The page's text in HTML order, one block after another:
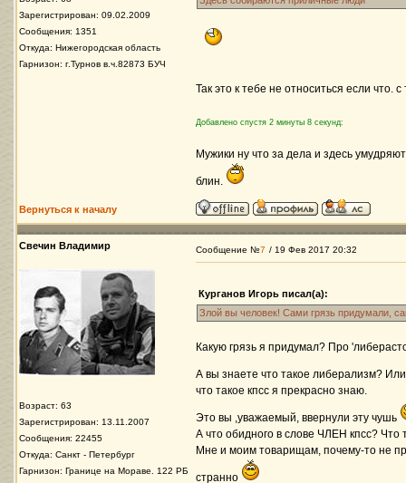
Зарегистрирован: 09.02.2009
Сообщения: 1351
Откуда: Нижегородская область
Гарнизон: г.Турнов в.ч.82873 БУЧ
Так это к тебе не относиться если что.
Добавлено спустя 2 минуты 8 секунд:
Мужики ну что за дела и здесь
блин.
Вернуться к началу
Свечин Владимир
Возраст: 63
Зарегистрирован: 13.11.2007
Сообщения: 22455
Откуда: Санкт - Петербург
Гарнизон: Границе на Мораве. 122 РБ
Сообщение №7 / 19 Фев 2017 20:32
Курганов Игорь писал(а):
Злой вы человек! Сами грязь придумали,
Какую грязь я придумал? Про
А вы знаете что такое либерализм?
что такое кпсс я прекрасно знаю.
Это вы ,уважаемый, ввернули эту чушь
А что обидного в слове ЧЛЕН кпсс? Что
Мне и моим товарищам, почему-то не
странно